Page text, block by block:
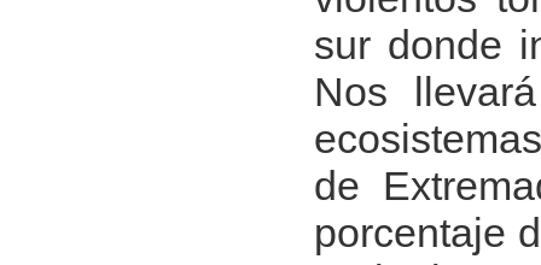
sur donde
Nos
de
porcentaje